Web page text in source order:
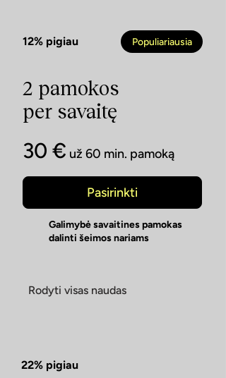
12% pigiau Populiariausia
2 pamokos
per savaitę
30 € už 60 min. pamoką
Pasirinkti
Galimybė savaitines pamokas
dalinti šeimos nariams
Rodyti visas naudas
22% pigiau